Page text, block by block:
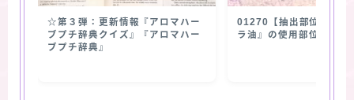
☆第３弾：更新情報『アロマハー
ブプチ辞典クイズ』『アロマハー
ブプチ辞典』
01270【抽出部位】『カ
ラ油』の使用部位